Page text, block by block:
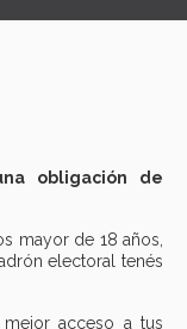
obligación de
mayor de 18 años,
electoral tenés
acceso a tus